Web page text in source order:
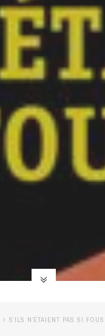
S’ILS N’ÉTAIENT PAS SI